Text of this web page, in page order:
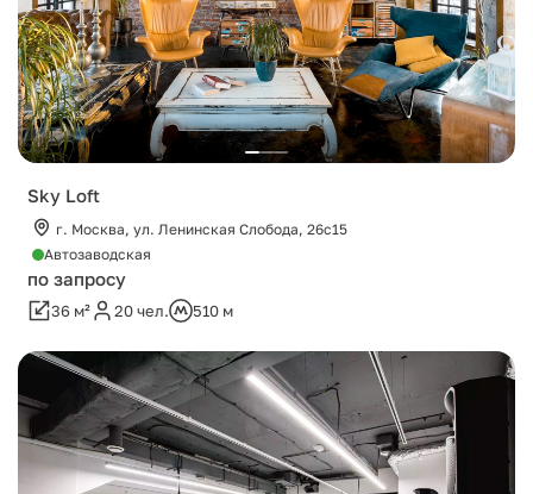
Sky Loft
г. Москва, ул. Ленинская Слобода, 26c15
Автозаводская
по запросу
36 м² 20 чел. 510 м